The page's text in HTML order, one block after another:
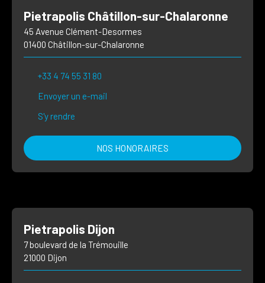
Pietrapolis Châtillon-sur-Chalaronne
45 Avenue Clément-Desormes
01400 Châtillon-sur-Chalaronne
+33 4 74 55 31 80
Envoyer un e-mail
S'y rendre
NOS HONORAIRES
Pietrapolis Dijon
7 boulevard de la Trémouille
21000 Dijon